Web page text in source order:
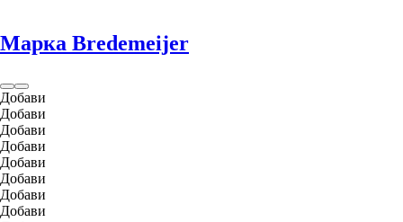
Марка Bredemeijer
Добави
Добави
Добави
Добави
Добави
Добави
Добави
Добави